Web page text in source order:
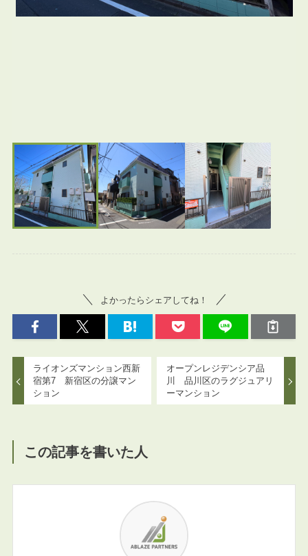
よかったらシェアしてね！
ライオンズマンション西新
宿第7 新宿区の分譲マン
ション
オープンレジデンシア品
川 品川区のラグジュアリ
ーマンション
この記事を書いた人